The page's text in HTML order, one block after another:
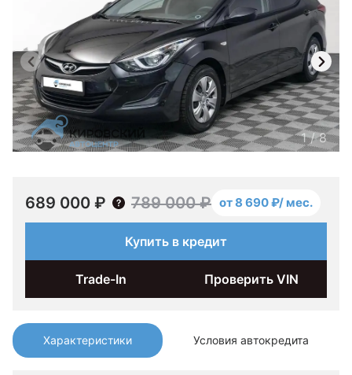
Характеристики Условия автокредита
1/8
689 000 ₽ 789 000 ₽ от 8 690 ₽/ мес.
Купить в кредит
Trade-In Проверить VIN